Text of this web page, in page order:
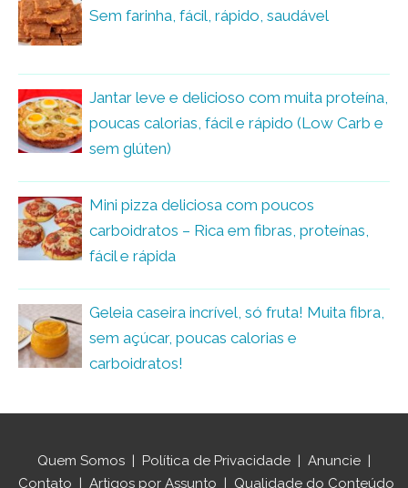
Sem farinha, fácil, rápido, saudável
Jantar leve e delicioso com muita proteína,
poucas calorias, fácil e rápido (Low Carb e
sem glúten)
Mini pizza deliciosa com poucos
carboidratos – Rica em fibras, proteínas,
fácil e rápida
Geleia caseira incrível, só fruta! Muita fibra,
sem açúcar, poucas calorias e
carboidratos!
Quem Somos | Política de Privacidade | Anuncie |
Contato | Artigos por Assunto | Qualidade do Conteúdo